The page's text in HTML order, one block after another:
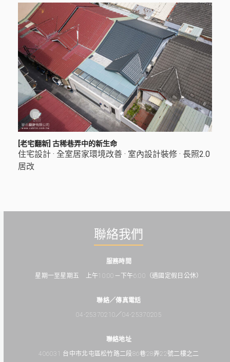
[老宅翻新] 古稀巷弄中的新生命
住宅設計· 全室居家環境改善· 室內設計裝修· 長照2.0
居改
聯絡我們
服務時間
星期一至星期五 上午10:00－下午6:00（遇國定假日公休）
聯絡／傳真電話
04-25370210／04-25370205
聯絡地址
406031 台中市北屯區松竹路二段86巷28弄22號二樓之二